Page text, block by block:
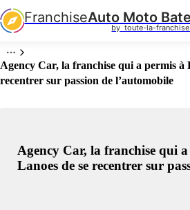
FranchiseAuto Moto
by  toute-la-
Agency Car, la franchise qui a permis à
recentrer sur passion de l’automobile
Agency Car, la franchise qui
Lanoes de se recentrer sur